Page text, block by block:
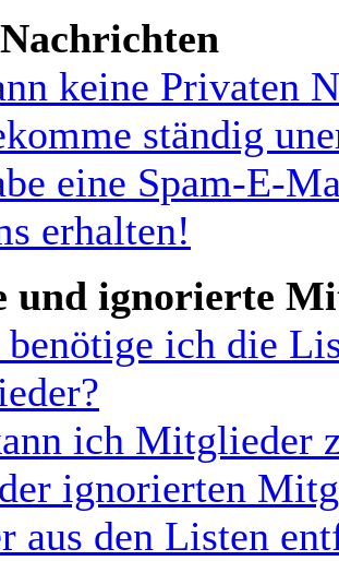
keine Privaten
ständig
eine Spam-E-
erhalten!
und ignorierte
benötige ich die
ich Mitglieder
ignorierten
aus den Listen